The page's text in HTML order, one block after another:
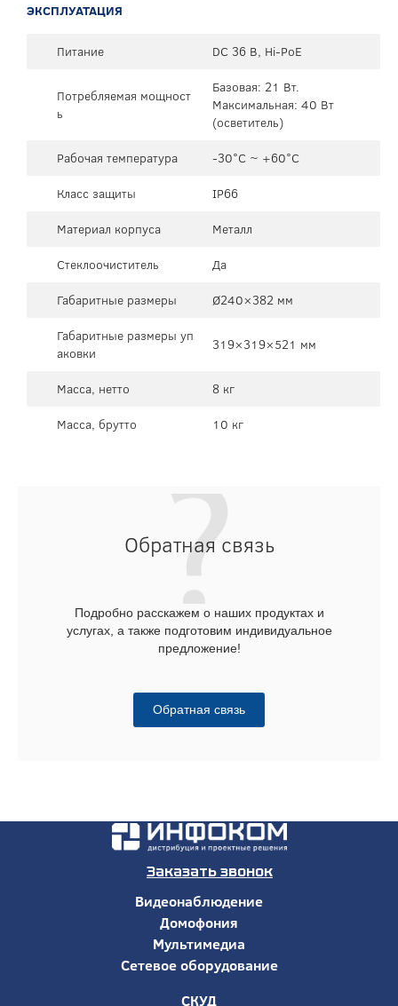
ЭКСПЛУАТАЦИЯ
Питание DC 36 В, Hi-PoE
Потребляемая мощност
ь
Базовая: 21 Вт.
Максимальная: 40 Вт
(осветитель)
Рабочая температура
-30°C ~ +60°C
Класс защиты
IP66
Материал корпуса
Металл
Стеклоочиститель
Да
Габаритные размеры
Ø240×382 мм
Габаритные размеры уп
аковки
319×319×521 мм
Масса, нетто
8 кг
Масса, брутто
10 кг
Обратная связь
Подробно расскажем о наших продуктах и
услугах, а также подготовим индивидуальное
предложение!
Обратная связь
Заказать звонок
Видеонаблюдение
Домофония
Мультимедиа
Сетевое оборудование
СКУД